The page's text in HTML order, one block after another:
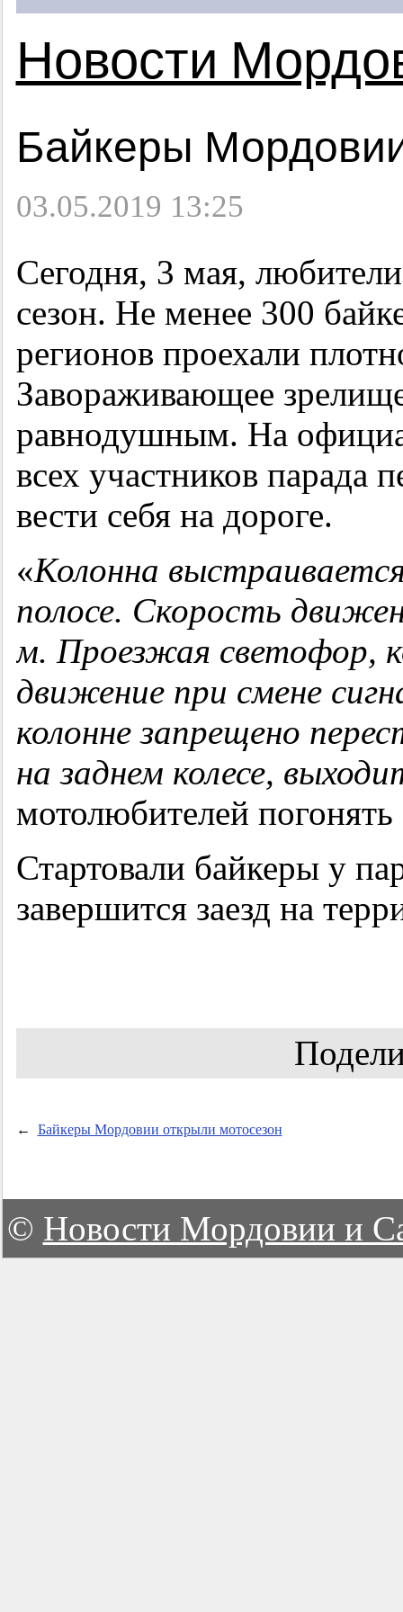
Новости
Байкеры
03.05.2019 13:25
Сегодня, 3 мая,
сезон. Не менее 300
регионов проехали
Завораживающее
равнодушным. На
всех участников парада
вести себя на дороге.
«Колонна
полосе. Скорость
м. Проезжая светофор,
движение при смене
колонне запрещено
на заднем колесе,
мотолюбителей
Стартовали байкеры у
завершится заезд на
← Байкеры Мордовии открыли мотосезон
© Новости Мордовии и